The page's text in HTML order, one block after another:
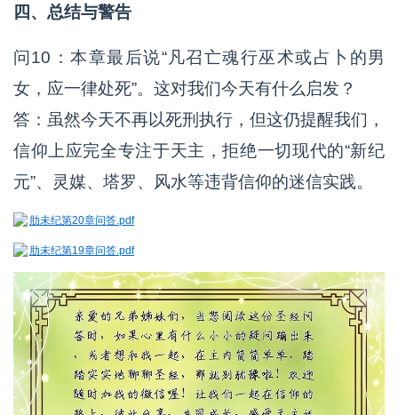
四、总结与警告
问10：本章最后说“凡召亡魂行巫术或占卜的男
女，应一律处死”。这对我们今天有什么启发？
答：虽然今天不再以死刑执行，但这仍提醒我们，
信仰上应完全专注于天主，拒绝一切现代的“新纪
元”、灵媒、塔罗、风水等违背信仰的迷信实践。
肋未纪第20章问答.pdf
肋未纪第19章问答.pdf